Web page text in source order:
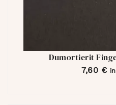
Dumortierit
7,60 €